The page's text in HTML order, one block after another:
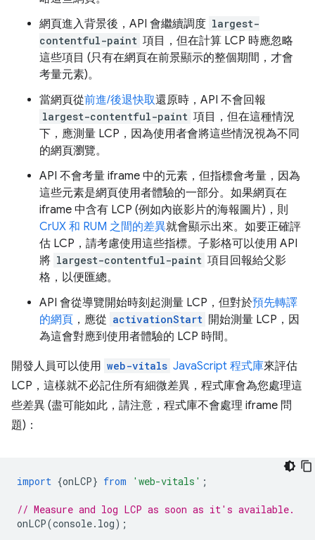
網頁進入背景後，API 會繼續調度 largest-
contentful-paint 項目，但在計算 LCP 時應忽略
這些項目 (只有在網頁在前景顯示的整個期間，才會
考量元素)。
當網頁從前進/後退快取還原時，API 不會回報
largest-contentful-paint 項目，但在這種情況
下，應測量 LCP，因為使用者會將這些情況視為不同
的網頁瀏覽。
API 不會考量 iframe 中的元素，但指標會考量，因為
這些元素是網頁使用者體驗的一部分。如果網頁在
iframe 中含有 LCP (例如內嵌影片的海報圖片)，則
CrUX 和 RUM 之間的差異就會顯示出來。如要正確評
估 LCP，請考慮使用這些指標。子影格可以使用 API
將 largest-contentful-paint 項目回報給父影
格，以便匯總。
API 會從導覽開始時刻起測量 LCP，但對於預先轉譯
的網頁 ，應從 activationStart 開始測量 LCP，因
為這會對應到使用者體驗的 LCP 時間。
開發人員可以使用 web-vitals JavaScript 程式庫來評估
LCP，這樣就不必記住所有細微差異，程式庫會為您處理這
些差異 (盡可能如此，請注意，程式庫不會處理 iframe 問
題)：
import {onLCP} from 'web-vitals' ;
// Measure and log LCP as soon as it's available.
onLCP(console. log);